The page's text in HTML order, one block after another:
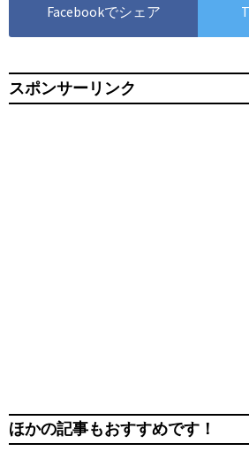
Facebookでシェア
スポンサーリンク
ほかの記事もおすすめです！